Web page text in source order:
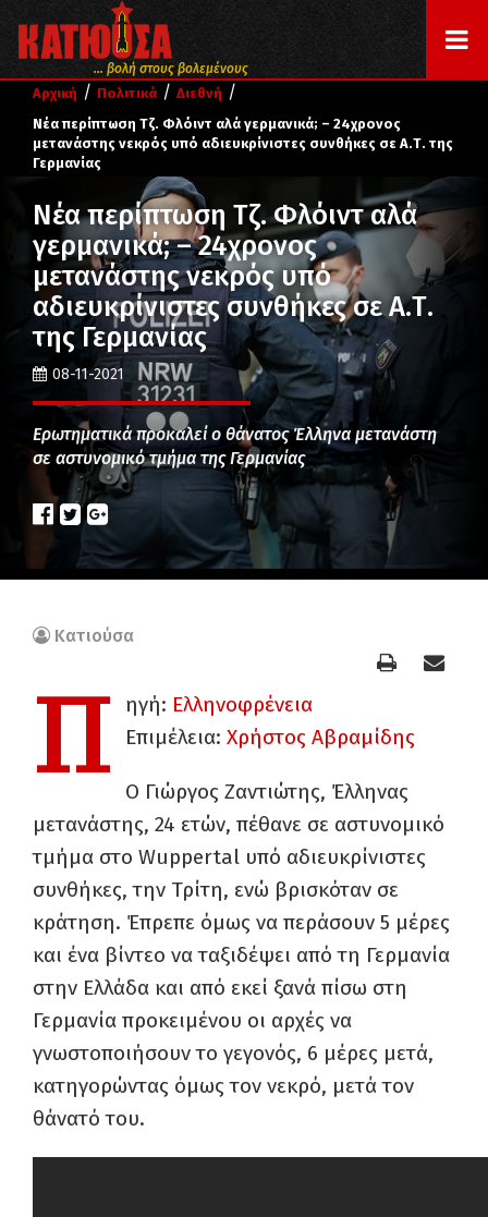
... βολή στους βολεμένους
Αρχική / Πολιτικά / Διεθνή /
Νέα περίπτωση Τζ. Φλόιντ αλά γερμανικά; – 24χρονος
μετανάστης νεκρός υπό αδιευκρίνιστες συνθήκες σε Α.Τ. της
Γερμανίας
Νέα περίπτωση Τζ. Φλόιντ αλά
γερμανικά; – 24χρονος
μετανάστης νεκρός υπό
αδιευκρίνιστες συνθήκες σε Α.Τ.
της Γερμανίας
08-11-2021
Ερωτηματικά προκαλεί ο θάνατος Έλληνα μετανάστη
σε αστυνομικό τμήμα της Γερμανίας
Κατιούσα
Π ηγή: Ελληνοφρένεια
Επιμέλεια: Χρήστος Αβραμίδης
Ο Γιώργος Ζαντιώτης, Έλληνας
μετανάστης, 24 ετών, πέθανε σε αστυνομικό
τμήμα στο Wuppertal υπό αδιευκρίνιστες
συνθήκες, την Τρίτη, ενώ βρισκόταν σε
κράτηση. Έπρεπε όμως να περάσουν 5 μέρες
και ένα βίντεο να ταξιδέψει από τη Γερμανία
στην Ελλάδα και από εκεί ξανά πίσω στη
Γερμανία προκειμένου οι αρχές να
γνωστοποιήσουν το γεγονός, 6 μέρες μετά,
κατηγορώντας όμως τον νεκρό, μετά τον
θάνατό του.